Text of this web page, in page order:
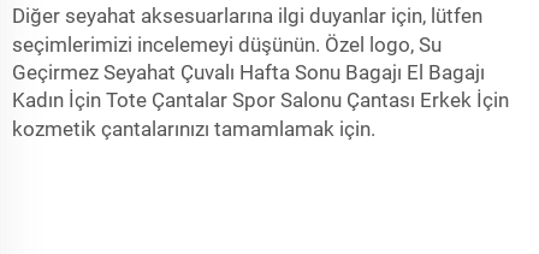
Diğer seyahat aksesuarlarına ilgi duyanlar için, lütfen
seçimlerimizi incelemeyi düşünün. Özel logo, Su
Geçirmez Seyahat Çuvalı Hafta Sonu Bagajı El Bagajı
Kadın İçin Tote Çantalar Spor Salonu Çantası Erkek İçin
kozmetik çantalarınızı tamamlamak için.